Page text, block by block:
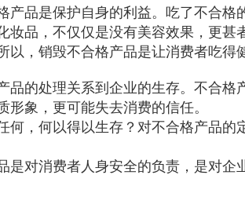
产品是保护自身的利益。吃了不合
妆品，不仅仅是没有美容效果，更甚
以，销毁不合格产品是让消费者吃得
品的处理关系到企业的生存。不合
象，更可能失去消费的信任。
何，何以得以生存？对不合格产品
是对消费者人身安全的负责，是对